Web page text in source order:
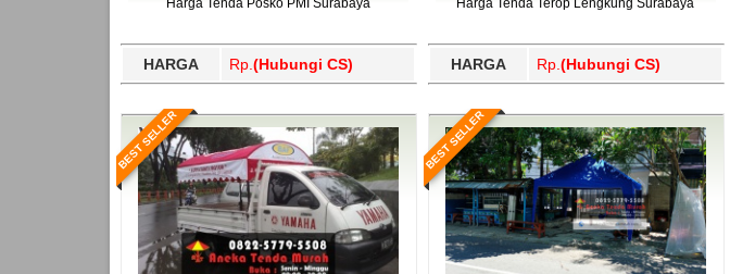
HARGA Rp. (Hubungi CS) HARGA Rp. (Hubungi CS)
BEST SELLER BEST SELLER